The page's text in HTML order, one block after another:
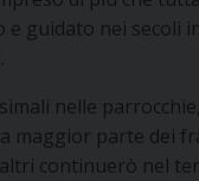
guidato nei secoli
nelle
maggior parte dei
continuerò nel